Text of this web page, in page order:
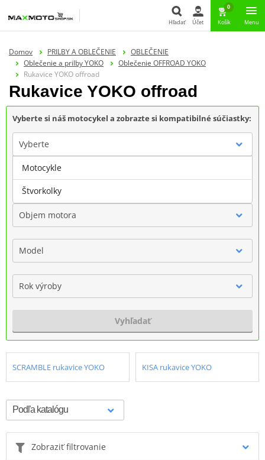
Hľadať Účet
0
Košík Menu
Domov PRILBY A OBLEČENIE
OBLEČENIE
Oblečenie a prilby YOKO
Oblečenie OFFROAD YOKO
Rukavice YOKO offroad
Rukavice YOKO offroad
Vyberte si náš motocykel a zobrazte si kompatibilné súčiastky:
Vyberte
Značka
Objem motora
Model
Rok výroby
Vyhľadať
SCRAMBLE rukavice YOKO KISA rukavice YOKO
Zobraziť filtrovanie
Motocykle
Štvorkolky